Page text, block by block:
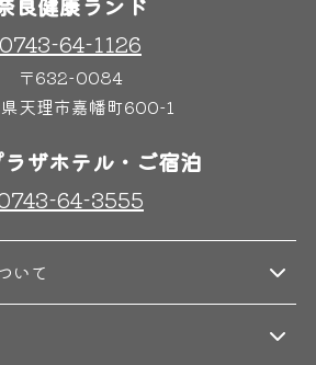
ご宿泊
0743-64-1126
〒632-0084
天理市嘉幡町600-1
ザホテル・ご宿泊
64-3555
いて